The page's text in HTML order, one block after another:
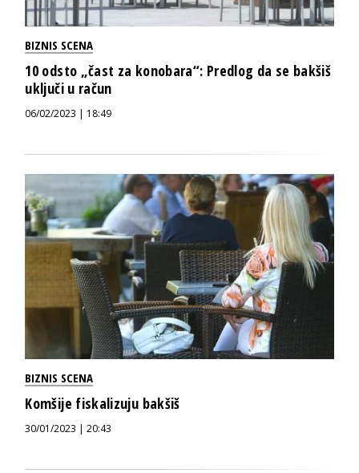
BIZNIS SCENA
10 odsto „čast za konobara“: Predlog da se bakšiš
uključi u račun
06/02/2023 | 18:49
BIZNIS SCENA
Komšije fiskalizuju bakšiš
30/01/2023 | 20:43